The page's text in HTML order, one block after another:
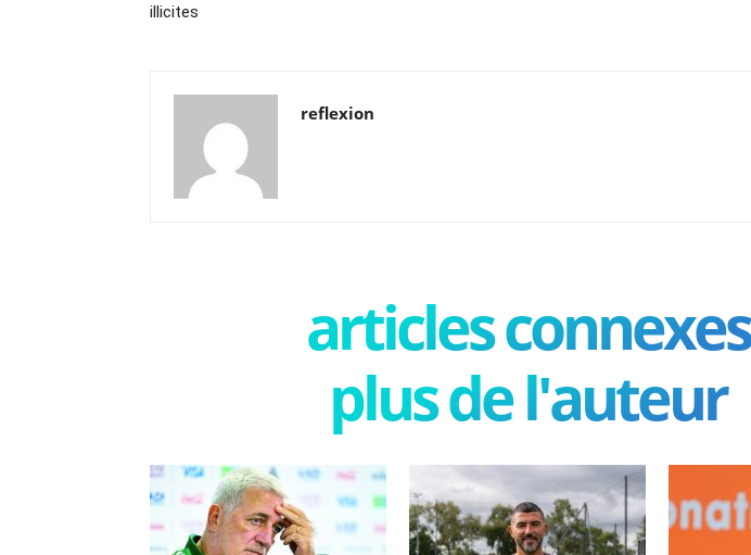
illicites
reflexion
articles connexes
plus de l'auteur